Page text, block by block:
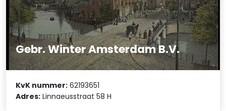
Gebr. Winter Amsterdam B.V.
KvK nummer: 62193651
Adres: Linnaeusstraat 58 H